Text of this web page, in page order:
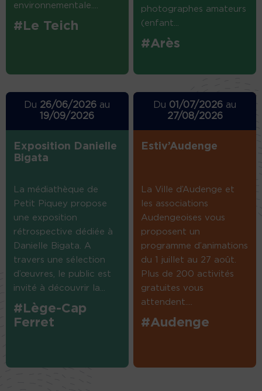
environnementale....
#Le Teich
photographes amateurs
(enfant...
#Arès
Du 26/06/2026 au
19/09/2026
Exposition Danielle
Bigata
La médiathèque de
Petit Piquey propose
une exposition
rétrospective dédiée à
Danielle Bigata. A
travers une sélection
d’œuvres, le public est
invité à découvrir la...
#Lège-Cap
Ferret
Du 01/07/2026 au
27/08/2026
Estiv’Audenge
La Ville d’Audenge et
les associations
Audengeoises vous
proposent un
programme d’animations
du 1 juillet au 27 août.
Plus de 200 activités
gratuites vous
attendent....
#Audenge